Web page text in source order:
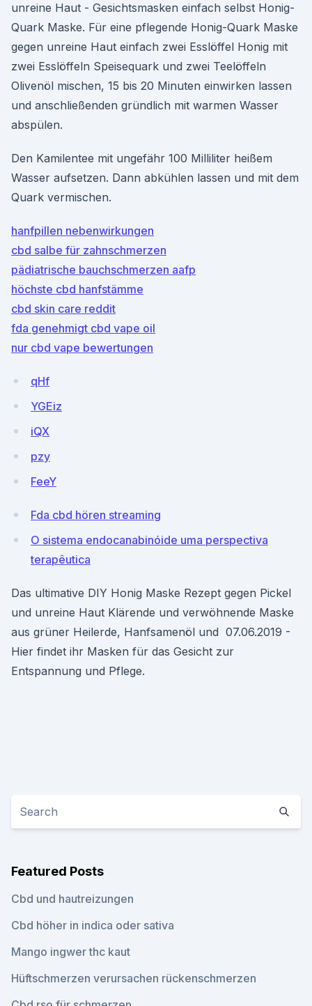
unreine Haut - Gesichtsmasken einfach selbst Honig-
Quark Maske. Für eine pflegende Honig-Quark Maske
gegen unreine Haut einfach zwei Esslöffel Honig mit
zwei Esslöffeln Speisequark und zwei Teelöffeln
Olivenöl mischen, 15 bis 20 Minuten einwirken lassen
und anschließenden gründlich mit warmen Wasser
abspülen.
Den Kamilentee mit ungefähr 100 Milliliter heißem
Wasser aufsetzen. Dann abkühlen lassen und mit dem
Quark vermischen.
hanfpillen nebenwirkungen
cbd salbe für zahnschmerzen
pädiatrische bauchschmerzen aafp
höchste cbd hanfstämme
cbd skin care reddit
fda genehmigt cbd vape oil
nur cbd vape bewertungen
qHf
YGEiz
iQX
pzy
FeeY
Fda cbd hören streaming
O sistema endocanabinóide uma perspectiva
terapêutica
Das ultimative DIY Honig Maske Rezept gegen Pickel
und unreine Haut Klärende und verwöhnende Maske
aus grüner Heilerde, Hanfsamenöl und 07.06.2019 -
Hier findet ihr Masken für das Gesicht zur
Entspannung und Pflege.
Featured Posts
Cbd und hautreizungen
Cbd höher in indica oder sativa
Mango ingwer thc kaut
Hüftschmerzen verursachen rückenschmerzen